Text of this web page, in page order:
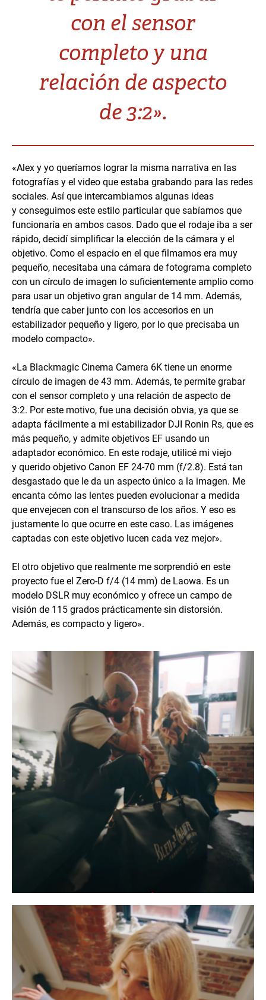
con el sensor
completo y una
relación de aspecto
de 3:2».
«Alex y yo queríamos lograr la misma narrativa en las
fotografías y el video que estaba grabando para las redes
sociales. Así que intercambiamos algunas ideas
y conseguimos este estilo particular que sabíamos que
funcionaría en ambos casos. Dado que el rodaje iba a ser
rápido, decidí simplificar la elección de la cámara y el
objetivo. Como el espacio en el que filmamos era muy
pequeño, necesitaba una cámara de fotograma completo
con un círculo de imagen lo suficientemente amplio como
para usar un objetivo gran angular de 14 mm. Además,
tendría que caber junto con los accesorios en un
estabilizador pequeño y ligero, por lo que precisaba un
modelo compacto».
«La Blackmagic Cinema Camera 6K tiene un enorme
círculo de imagen de 43 mm. Además, te permite grabar
con el sensor completo y una relación de aspecto de
3:2. Por este motivo, fue una decisión obvia, ya que se
adapta fácilmente a mi estabilizador DJI Ronin Rs, que es
más pequeño, y admite objetivos EF usando un
adaptador económico. En este rodaje, utilicé mi viejo
y querido objetivo Canon EF 24-70 mm (f/2.8). Está tan
desgastado que le da un aspecto único a la imagen. Me
encanta cómo las lentes pueden evolucionar a medida
que envejecen con el transcurso de los años. Y eso es
justamente lo que ocurre en este caso. Las imágenes
captadas con este objetivo lucen cada vez mejor».
El otro objetivo que realmente me sorprendió en este
proyecto fue el Zero-D f/4 (14 mm) de Laowa. Es un
modelo DSLR muy económico y ofrece un campo de
visión de 115 grados prácticamente sin distorsión.
Además, es compacto y ligero».